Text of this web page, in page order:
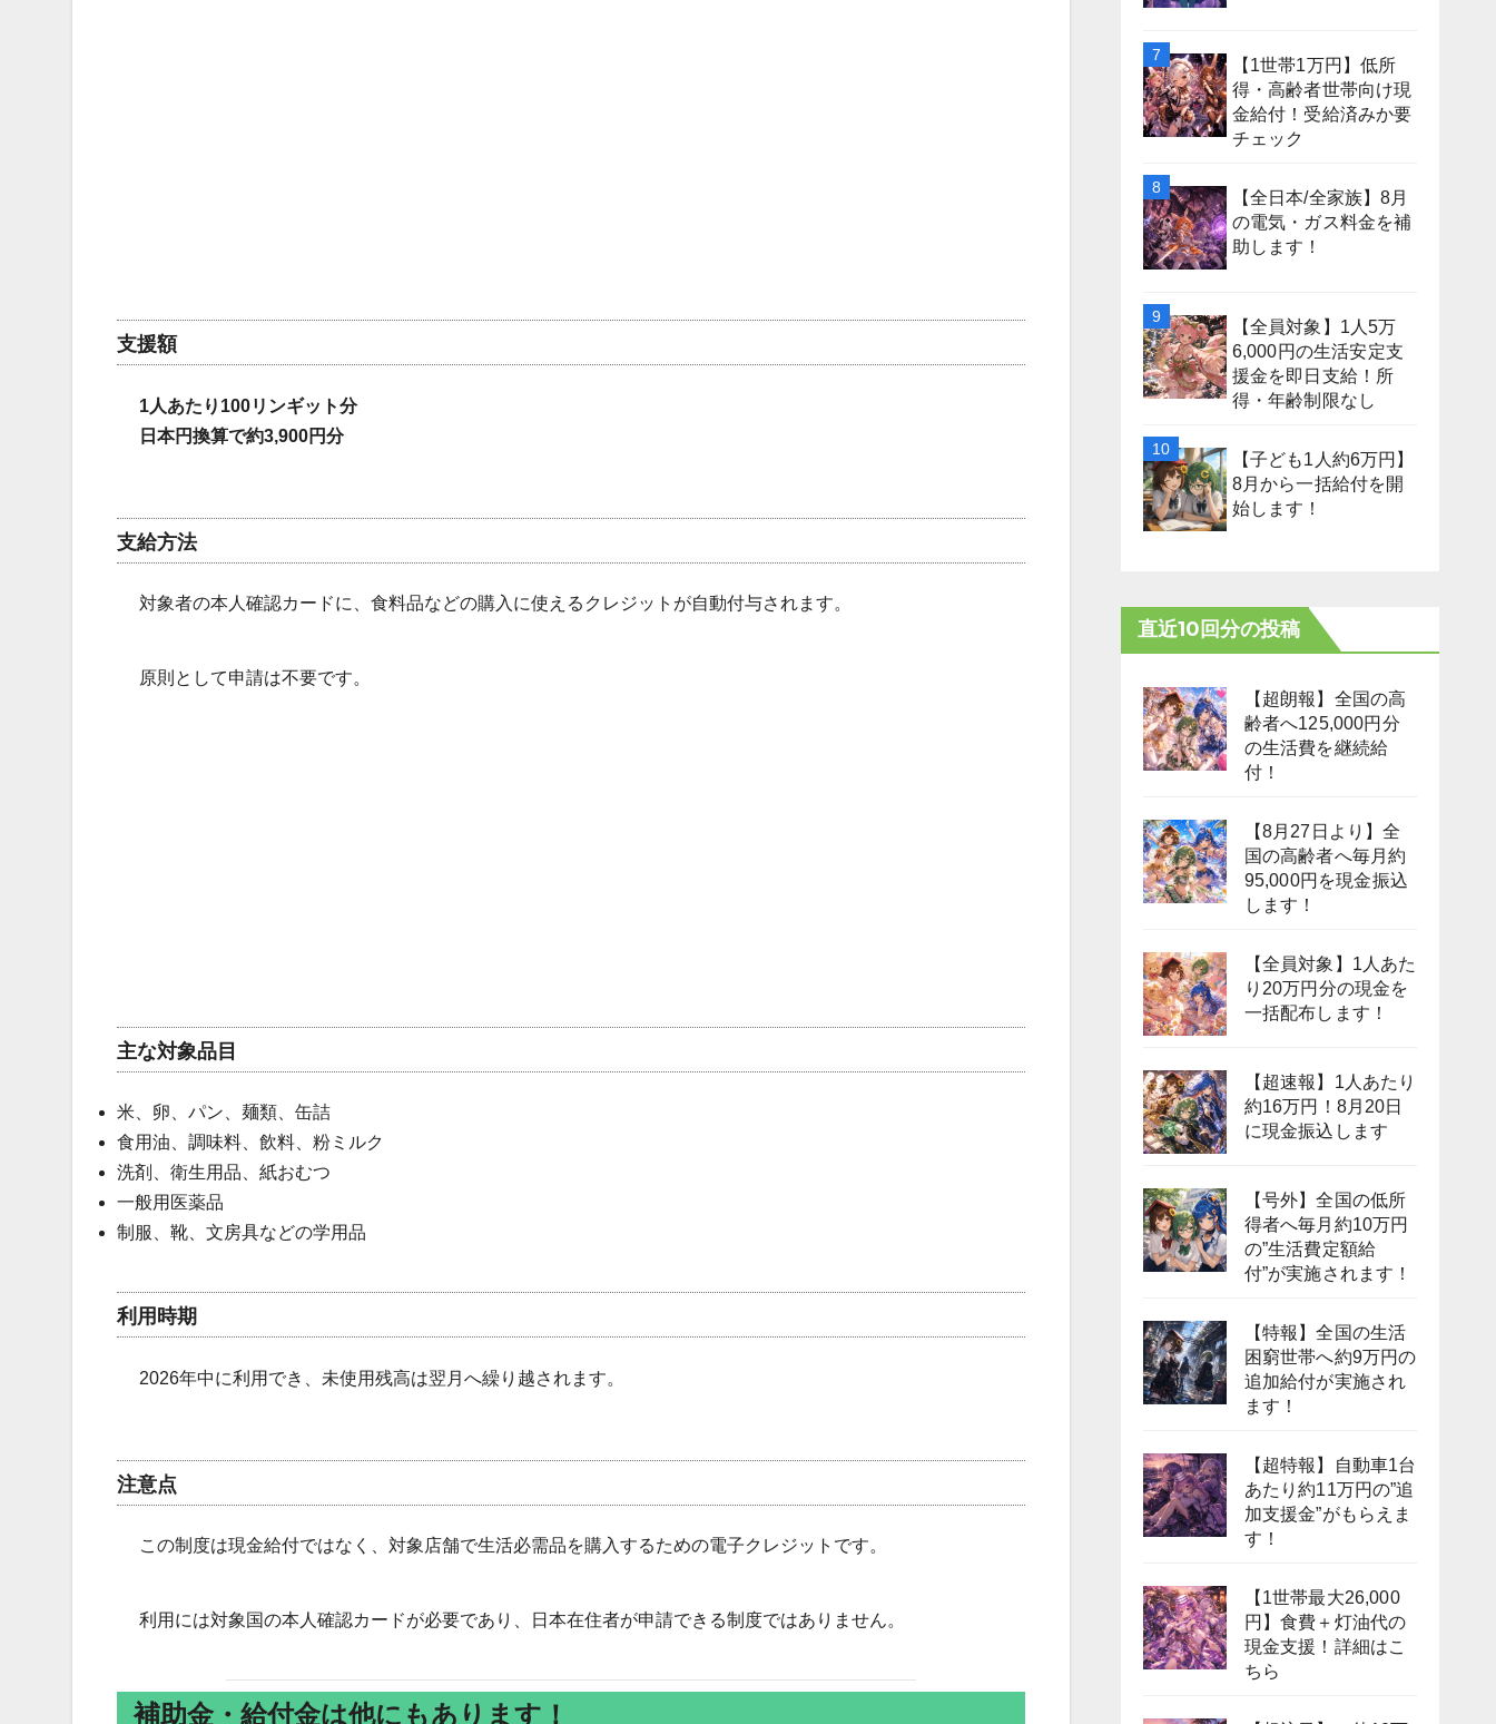
支援額
1人あたり100リンギット分
日本円換算で約3,900円分
支給方法
対象者の本人確認カードに、食料品などの購入に使えるクレジットが自動付与されます。
原則として申請は不要です。
主な対象品目
米、卵、パン、麺類、缶詰
食用油、調味料、飲料、粉ミルク
洗剤、衛生用品、紙おむつ
一般用医薬品
制服、靴、文房具などの学用品
利用時期
2026年中に利用でき、未使用残高は翌月へ繰り越されます。
注意点
この制度は現金給付ではなく、対象店舗で生活必需品を購入するための電子クレジットです。
利用には対象国の本人確認カードが必要であり、日本在住者が申請できる制度ではありません。
補助金・給付金は他にもあります！
【1世帯1万円】低所
得・高齢者世帯向け現
金給付！受給済みか要
チェック
【全日本/全家族】8月
の電気・ガス料金を補
助します！
【全員対象】1人5万
6,000円の生活安定支
援金を即日支給！所
得・年齢制限なし
【子ども1人約6万円】
8月から一括給付を開
始します！
直近10回分の投稿
【超朗報】全国の高
齢者へ125,000円分
の生活費を継続給
付！
【8月27日より】全
国の高齢者へ毎月約
95,000円を現金振込
します！
【全員対象】1人あた
り20万円分の現金を
一括配布します！
【超速報】1人あたり
約16万円！8月20日
に現金振込します
【号外】全国の低所
得者へ毎月約10万円
の”生活費定額給
付”が実施されます！
【特報】全国の生活
困窮世帯へ約9万円の
追加給付が実施され
ます！
【超特報】自動車1台
あたり約11万円の”追
加支援金”がもらえま
す！
【1世帯最大26,000
円】食費＋灯油代の
現金支援！詳細はこ
ちら